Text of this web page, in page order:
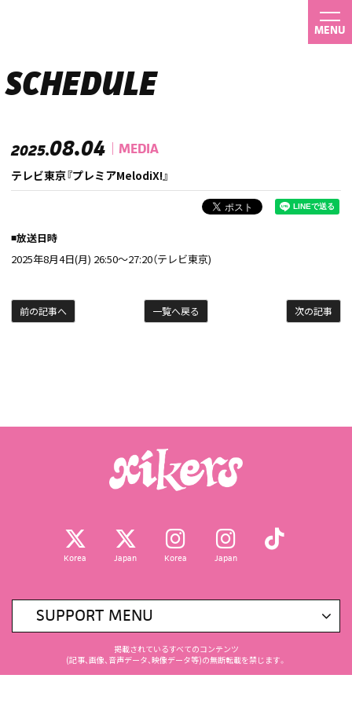
MENU
SCHEDULE
2025.08.04 MEDIA
テレビ東京『プレミアMelodiX!』
◾️放送日時
2025年8月4日(月) 26:50〜27:20（テレビ東京)
次の記事
一覧へ戻る
前の記事へ
Korea Japan Korea Japan
SUPPORT MENU
掲載されているすべてのコンテンツ
(記事、画像、音声データ、映像データ等)の無断転載を禁じます。
© 2026 KQ ENTERTAINMENT CO.,LTD Powered bySKIYAKI Inc.